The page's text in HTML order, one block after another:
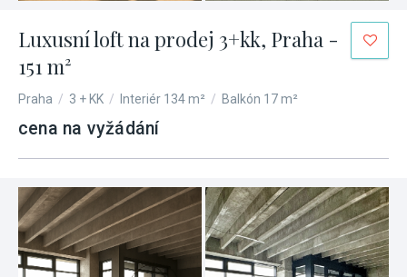
Luxusní loft na prodej 3+kk, Praha -
151 m²
Praha / 3 + KK / Interiér 134 m² / Balkón 17 m²
cena na vyžádání